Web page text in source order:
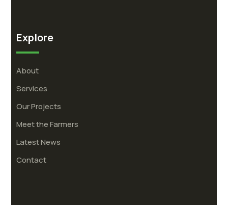
Explore
About
Services
Our Projects
Meet the Farmers
Latest News
Contact